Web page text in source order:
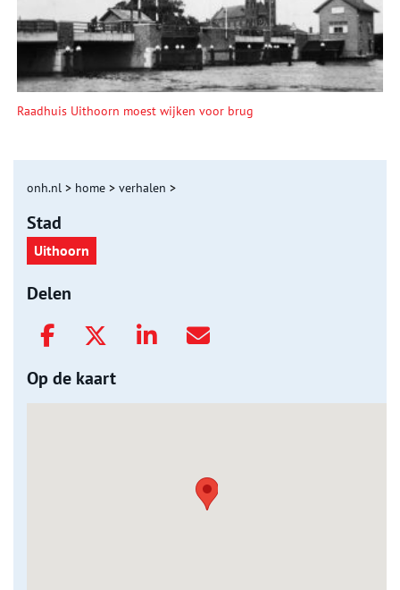
Raadhuis Uithoorn moest wijken voor brug
onh.nl > home > verhalen >
Stad
Uithoorn
Delen
Op de kaart